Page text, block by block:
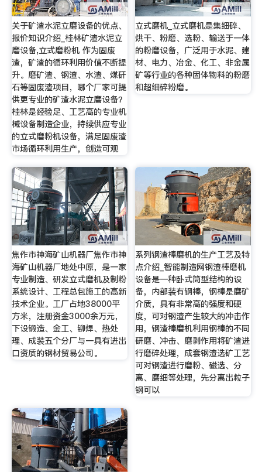
关于矿渣水泥立磨设备的优点、
报价知识介绍_桂林矿渣水泥立
磨设备,立式磨粉机 作为固废
渣，矿渣的循环利用价值不断提
升。磨矿渣、钢渣、水渣、煤矸
石等固废渣项目，哪个厂家可提
供更专业的矿渣水泥立磨设备？
桂林是经验足、工艺高的专业机
械设备制造企业，持续供应专业
的立式磨粉机设备，满足固废渣
市场循环利用生产，创造可观
立式磨机_立式磨机是集细碎、
烘干、粉磨、选粉、输送于一体
的粉磨设备，广泛用于水泥、建
材、电力、冶金、化工、非金属
矿等行业的各种固体物料的粉磨
和超细碎粉磨。
焦作市神海矿山机器厂焦作市神
海矿山机器厂地处中原，是一家
专业制造、研发立式磨机及制粉
系统设计、工程总包施工的高新
技术企业。工厂占地38000平
方米，注册资金3000余万元，
下设锻造、金工、铆焊、热处
理、成装五个分厂与一具有进出
口资质的钢材贸易公司。
系列钢渣棒磨机的生产工艺及特
点介绍_智能制造网钢渣棒磨机
设备是一种卧式筒型结构的设
备，内部装有钢棒，钢棒是磨矿
介质，具有非常高的强度和硬
度，可对钢渣产生较大的冲击作
用，钢渣棒磨机利用钢棒的不同
研磨、冲击、磨剥作用将矿渣进
行磨碎处理，成套钢渣选矿工艺
可对钢渣进行磨粉、磁选、分
离、磨细等处理，先分离出粒子
钢可以